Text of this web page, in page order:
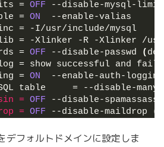
=
OFF --disable-mysql-
=
ON
  --enable-valias
= -I/usr/include/mysql
= -Xlinker -R -Xlinker /
=
OFF --disable-passwd (
= show successful and
=
ON
--enable-auth-
table     = --disable-many-
= OFF --disable-
= OFF --disable-maildrop (
デフォルトドメインに設定しま